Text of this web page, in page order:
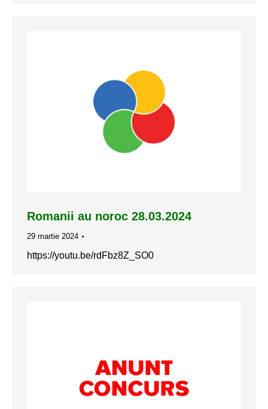
Romanii au noroc 28.03.2024
29 martie 2024
https://youtu.be/rdFbz8Z_SO0